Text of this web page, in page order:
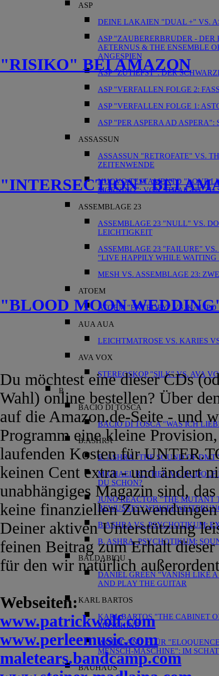
ASP
DEINE LAKAIEN "DUAL +" VS.
ASP "ZAUBERERBRUDER -
AETERNUS & THE ENSEMBLE
ANGESPIEN
ASP "ZUTIEFST": DER
ASP "VERFALLEN FOLGE 2:
ASP "VERFALLEN FOLGE 1:
ASP "PER ASPERA AD
ASSASSUN
ASSASSUN "RETROFATE" VS.
ZEITENWENDE
NUOVO TESTAMENTO "LOVE
MORNING": VON STRAIGHT ZU
ASSEMBLAGE 23
ASSEMBLAGE 23 "NULL" VS.
LEICHTIGKEIT
ASSEMBLAGE 23 "FAILURE"
"LIVE HAPPILY WHILE
MESH VS. ASSEMBLAGE 23:
ATOEM
ATOEM "ENTROPY" VS.
AUA AUA
LEICHTMATROSE VS. KARIES
AVA VOX
STEREOSKOP "SILK" VS. AVA
B
BACIO DI TOSCA
BACIO DI TOSCA "WAS ICH
B.ASHRA
B. ASHRA "THE SOUND OF
MICHAEL ROTHER VS.
DU SCHON?
JUNO REACTOR "THE MUTANT
B.ASHRA VS. PSYCHOTIKUM:
B. ASHRA, PSYCHOTIKUM:
BALDABIOU
DANIEL GREEN "VANISH LIKE
AND PLAY THE GUITAR
KARL BARTOS
KARL BARTOS "THE CABINET
MASCHINE
WOLFGANG FLÜR
MENSCH-MASCHINE": IM
BAUHAUS
"RISIKO" BEI AMAZON
"INTERSECTION" BEI
"BLOOD MOON
Du möchtest eine dieser CDs
Wahl) online bestellen? Über
auf die Amazon.de-Seite - und
Programm eine kleine
laufenden Kosten für
keinen Cent extra - und ändert
unabhängiges Magazin sind,
keine finanziellen
Deiner aktiven Unterstützung
feinen Beitrag zum Erhalt
für den wir natürlich
Webseiten:
www.patrickwolf.com
www.perleemusic.com
maletears.bandcamp.com